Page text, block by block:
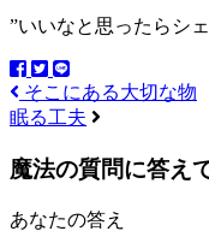
”いいなと思ったらシ
そこにある大切な物
眠る工夫
魔法の質問に答え
あなたの答え